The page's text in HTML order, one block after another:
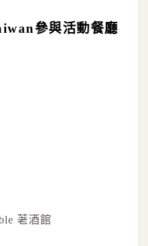
參與活動餐廳
荖酒館